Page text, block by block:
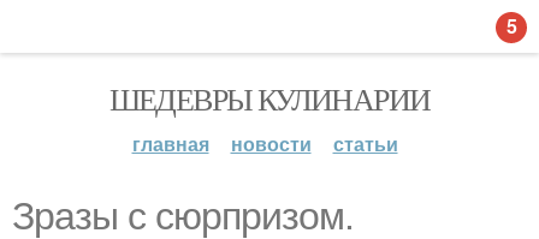
ШЕДЕВРЫ КУЛИНАРИИ
главная новости статьи
Зразы с сюрпризом.
5